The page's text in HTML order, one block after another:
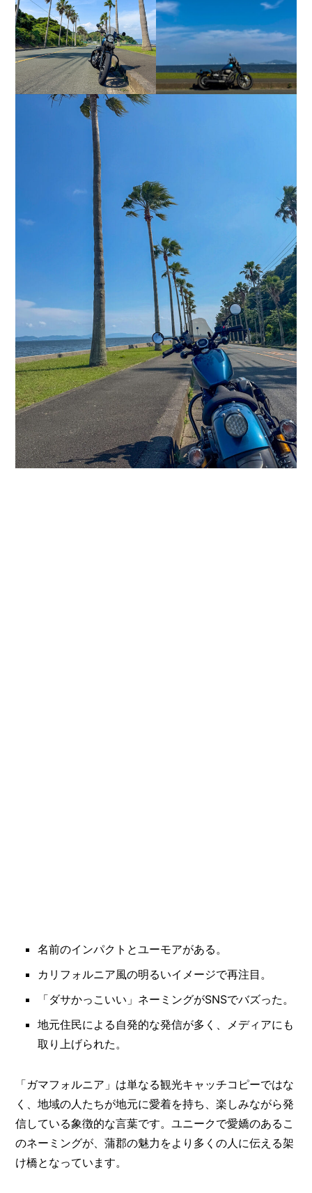
名前のインパクトとユーモアがある。
カリフォルニア風の明るいイメージで再注目。
「ダサかっこいい」ネーミングがSNSでバズった。
地元住民による自発的な発信が多く、メディアにも
取り上げられた。
「ガマフォルニア」は単なる観光キャッチコピーではな
く、地域の人たちが地元に愛着を持ち、楽しみながら発
信している象徴的な言葉です。ユニークで愛嬌のあるこ
のネーミングが、蒲郡の魅力をより多くの人に伝える架
け橋となっています。